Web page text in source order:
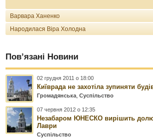
Варвара Ханенко
Народилася Віра Холодна
Пов’язані Новини
02 грудня 2011 о 18:00
Київрада не захотіла зупиняти
Громадянська ,Суспільство
07 червня 2012 о 12:35
Незабаром ЮНЕСКО вирішить долю
Лаври
Суспільство